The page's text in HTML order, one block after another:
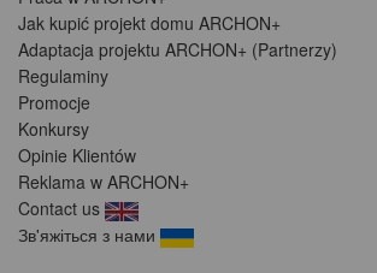
Jak kupić projekt domu ARCHON+
Adaptacja projektu ARCHON+ (Partnerzy)
Regulaminy
Promocje
Konkursy
Opinie Klientów
Reklama w ARCHON+
Contact us
Зв'яжіться з нами